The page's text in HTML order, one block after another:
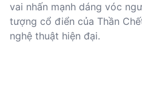
vai nhấn mạnh dáng vóc
tượng cổ điển của Thần
nghệ thuật hiện đại.